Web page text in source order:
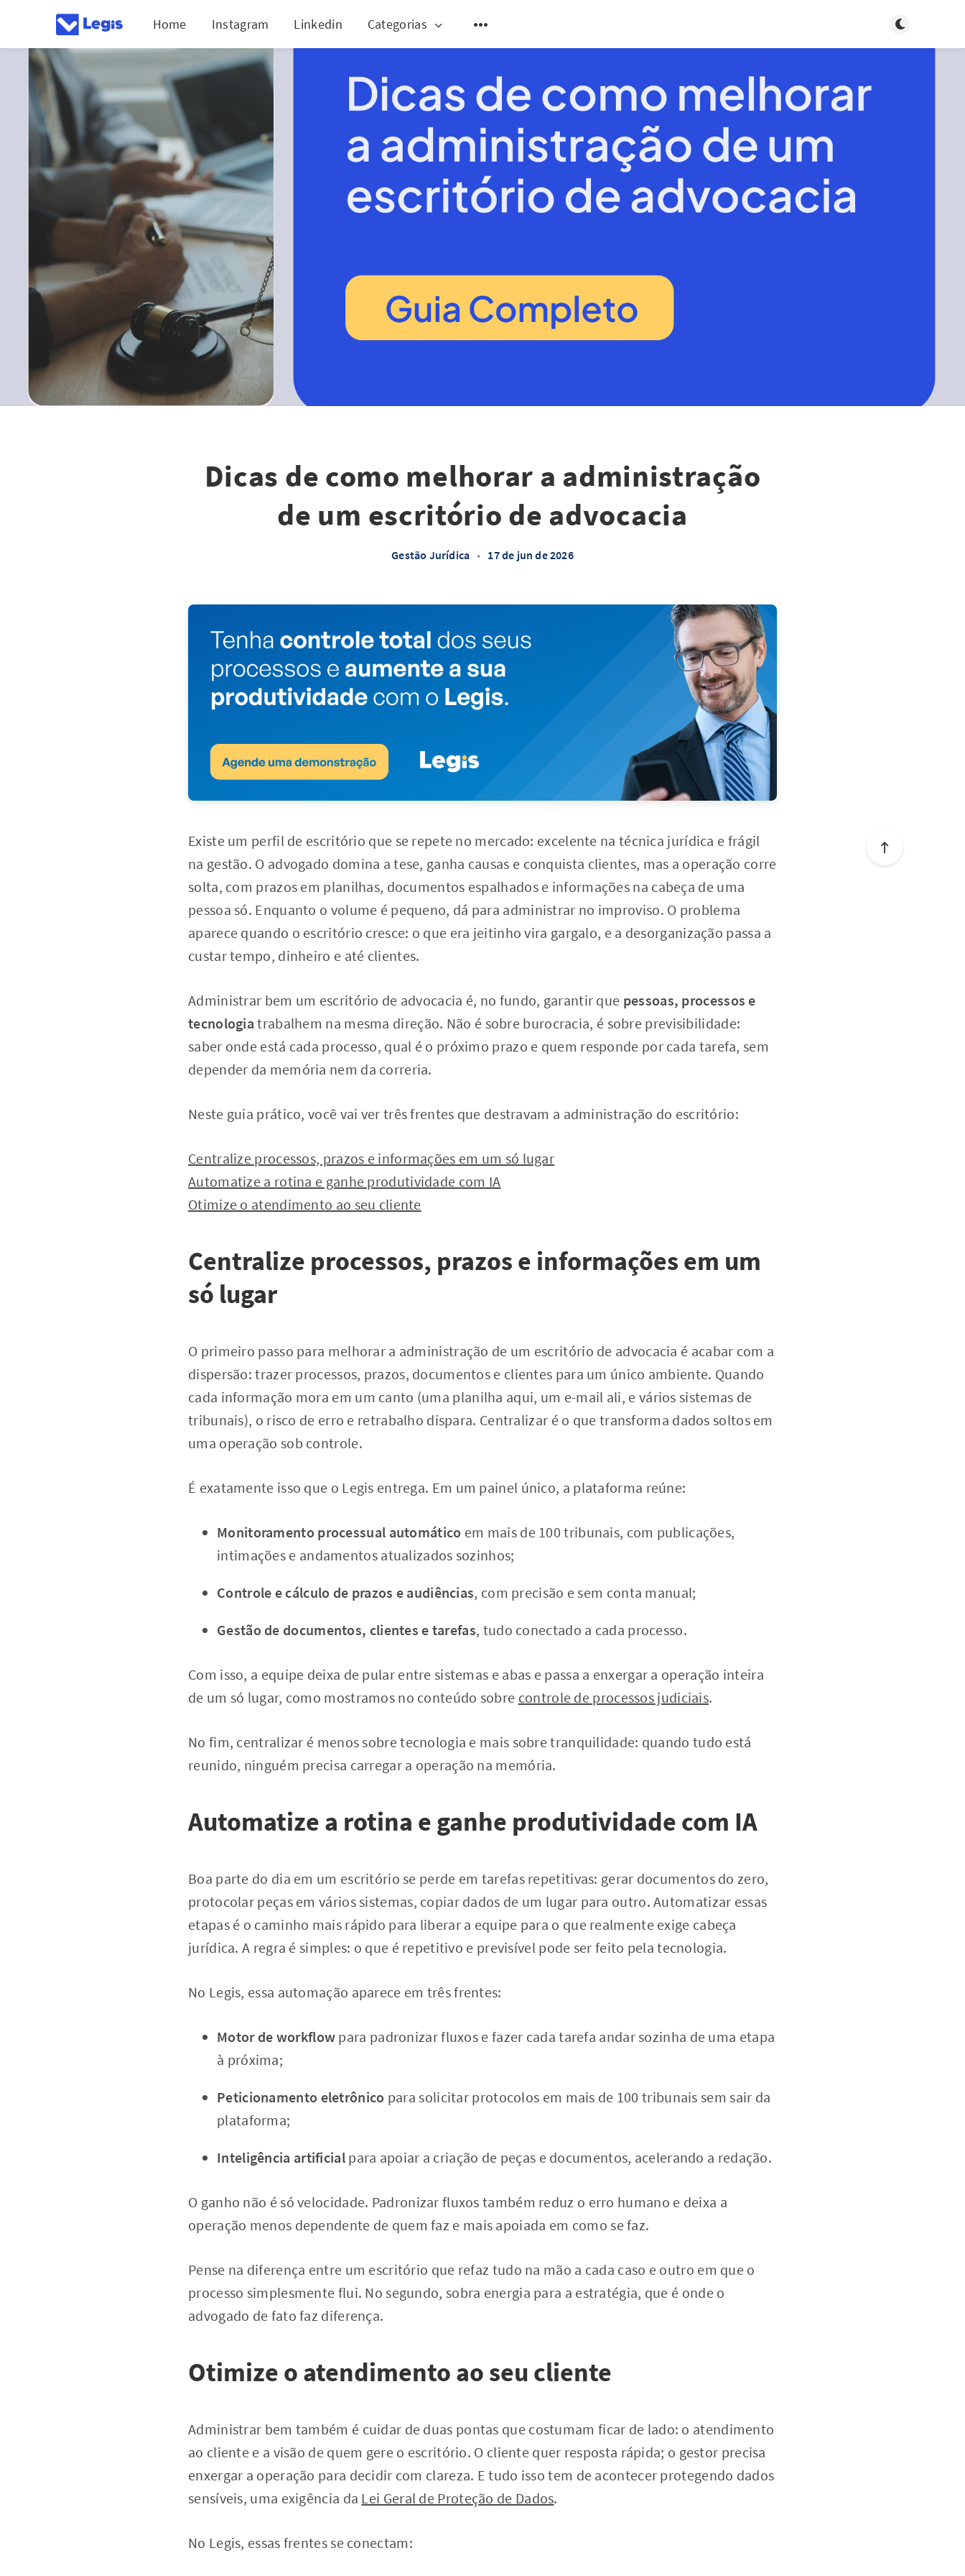
Home Instagram Linkedin Categorias Toggle dark
Dicas de como melhorar a administração
de um escritório de advocacia
Gestão Jurídica • 17 de jun de 2026
Existe um perfil de escritório que se repete no mercado: excelente na técnica jurídica e frágil
na gestão. O advogado domina a tese, ganha causas e conquista clientes, mas a operação corre
solta, com prazos em planilhas, documentos espalhados e informações na cabeça de uma
pessoa só. Enquanto o volume é pequeno, dá para administrar no improviso. O problema
aparece quando o escritório cresce: o que era jeitinho vira gargalo, e a desorganização passa a
custar tempo, dinheiro e até clientes.
Administrar bem um escritório de advocacia é, no fundo, garantir que pessoas, processos e
tecnologia trabalhem na mesma direção. Não é sobre burocracia, é sobre previsibilidade:
saber onde está cada processo, qual é o próximo prazo e quem responde por cada tarefa, sem
depender da memória nem da correria.
Neste guia prático, você vai ver três frentes que destravam a administração do escritório:
Centralize processos, prazos e informações em um só lugar
Automatize a rotina e ganhe produtividade com IA
Otimize o atendimento ao seu cliente
Centralize processos, prazos e informações em um
só lugar
O primeiro passo para melhorar a administração de um escritório de advocacia é acabar com a
dispersão: trazer processos, prazos, documentos e clientes para um único ambiente. Quando
cada informação mora em um canto (uma planilha aqui, um e-mail ali, e vários sistemas de
tribunais), o risco de erro e retrabalho dispara. Centralizar é o que transforma dados soltos em
uma operação sob controle.
É exatamente isso que o Legis entrega. Em um painel único, a plataforma reúne:
Monitoramento processual automático em mais de 100 tribunais, com publicações,
intimações e andamentos atualizados sozinhos;
Controle e cálculo de prazos e audiências, com precisão e sem conta manual;
Gestão de documentos, clientes e tarefas, tudo conectado a cada processo.
Com isso, a equipe deixa de pular entre sistemas e abas e passa a enxergar a operação inteira
de um só lugar, como mostramos no conteúdo sobre controle de processos judiciais.
No fim, centralizar é menos sobre tecnologia e mais sobre tranquilidade: quando tudo está
reunido, ninguém precisa carregar a operação na memória.
Automatize a rotina e ganhe produtividade com IA
Boa parte do dia em um escritório se perde em tarefas repetitivas: gerar documentos do zero,
protocolar peças em vários sistemas, copiar dados de um lugar para outro. Automatizar essas
etapas é o caminho mais rápido para liberar a equipe para o que realmente exige cabeça
jurídica. A regra é simples: o que é repetitivo e previsível pode ser feito pela tecnologia.
No Legis, essa automação aparece em três frentes:
Motor de workflow para padronizar fluxos e fazer cada tarefa andar sozinha de uma etapa
à próxima;
Peticionamento eletrônico para solicitar protocolos em mais de 100 tribunais sem sair da
plataforma;
Inteligência artificialpara apoiar a criação de peças e documentos, acelerando a redação.
O ganho não é só velocidade. Padronizar fluxos também reduz o erro humano e deixa a
operação menos dependente de quem faz e mais apoiada em como se faz.
Pense na diferença entre um escritório que refaz tudo na mão a cada caso e outro em que o
processo simplesmente flui. No segundo, sobra energia para a estratégia, que é onde o
advogado de fato faz diferença.
Otimize o atendimento ao seu cliente
Administrar bem também é cuidar de duas pontas que costumam ficar de lado: o atendimento
ao cliente e a visão de quem gere o escritório. O cliente quer resposta rápida; o gestor precisa
enxergar a operação para decidir com clareza. E tudo isso tem de acontecer protegendo dados
sensíveis, uma exigência da Lei Geral de Proteção de Dados.
No Legis, essas frentes se conectam: